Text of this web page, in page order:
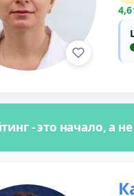
4,6
- это начало, а